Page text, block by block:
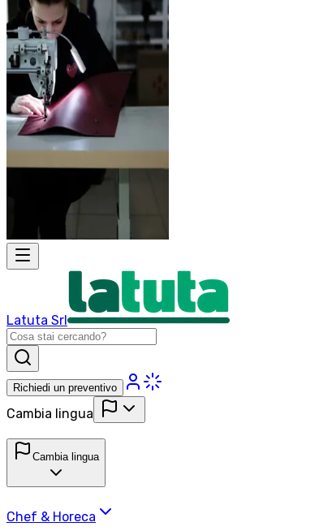
Latuta Srl
Richiedi un preventivo
Cambia lingua
Cambia lingua
Chef & Horeca